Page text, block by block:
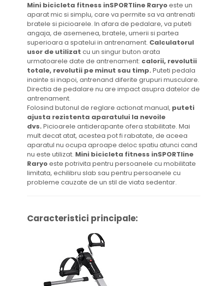
Mini bicicleta fitness inSPORTline Raryoeste un
aparat mic si simplu, care va permite sa va antrenati
bratele si picioarele. In afara de pedalare, va puteti
angaja, de asemenea, bratele, umerii si partea
superioara a spatelui in antrenament. Calculatorul
usor de utilizat cu un singur buton arata
urmatoarele date de antrenament: calorii, revolutii
totale, revolutii pe minut sau timp. Puteti pedala
inainte si inapoi, antrenand diferite grupuri musculare.
Directia de pedalare nu are impact asupra datelor de
antrenament.
Folosind butonul de reglare actionat manual, puteti
ajusta rezistenta aparatului la nevoile
dvs. Picioarele antiderapante ofera stabilitate. Mai
mult decat atat, acestea pot fi rabatate, de aceea
aparatul nu ocupa aproape deloc spatiu atunci cand
nu este utilizat. Mini bicicleta fitness inSPORTline
Raryoeste potrivita pentru persoanele cu mobilitate
limitata, echilibru slab sau pentru persoanele cu
probleme cauzate de un stil de viata sedentar.
Caracteristici principale: